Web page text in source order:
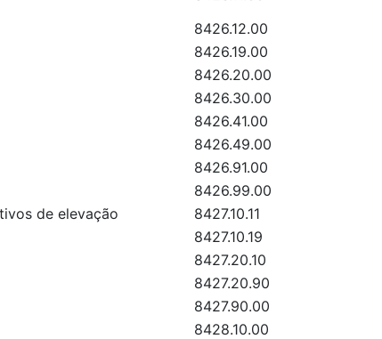
8426.12.00
8426.19.00
8426.20.00
8426.30.00
8426.41.00
8426.49.00
8426.91.00
8426.99.00
de elevação
8427.10.11
8427.10.19
8427.20.10
8427.20.90
8427.90.00
8428.10.00